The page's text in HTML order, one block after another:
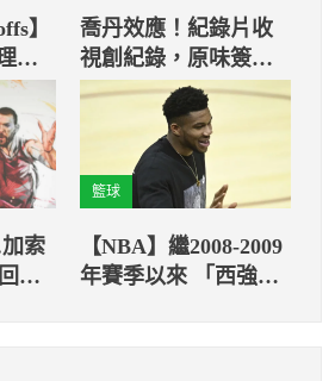
】
智
被
喬丹效應！紀錄片收
視創紀錄，原味簽名
球衣賣出天價21.6萬美
索
西
籃球
【NBA】繼2008-2009
年賽季以來 「西強東